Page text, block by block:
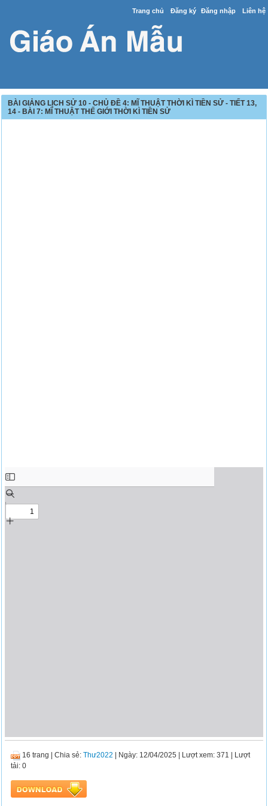
Trang chủ Đăng ký Đăng nhập Liên hệ
BÀI GIẢNG LỊCH SỬ 10 - CHỦ ĐỀ 4: MĨ THUẬT THỜI KÌ TIỀN SỬ - TIẾT 13,
14 - BÀI 7: MĨ THUẬT THẾ GIỚI THỜI KÌ TIỀN SỬ
16 trang |Chia sẻ:Thư2022 | Ngày: 12/04/2025 | Lượt xem: 371 | Lượt
tải: 0